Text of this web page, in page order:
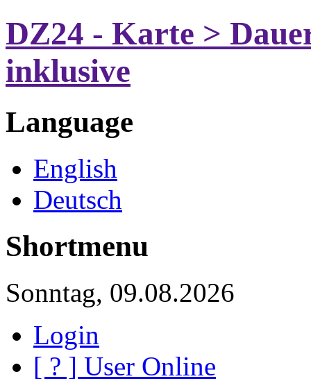
DZ24 - Karte >
inklusive
Language
English
Deutsch
Shortmenu
Sonntag, 09.08.2026
Login
[ ? ] User Online